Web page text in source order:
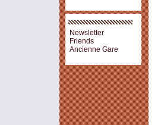
Newsletter
Friends
Ancienne Gare